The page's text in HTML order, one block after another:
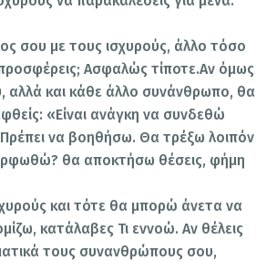
σου με τους ισχυρούς, άλλο τόσο
Ασφαλώς τίποτε.Αν όμως
αλλά και κάθε άλλο συνάνθρωπο, θα
«Είναι ανάγκη να συνδεθώ
να βοηθήσω. Θα τρέξω λοιπόν
θα αποκτήσω θέσεις, φήμη
και τότε θα μπορώ άνετα να
κατάλαβες Τι εννοώ. Αν θέλεις
τους συνανθρώπους σου,